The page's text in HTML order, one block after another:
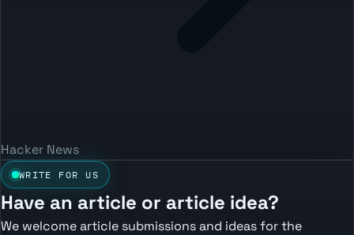
Hacker News
WRITE FOR US
Have an article or article idea?
We welcome article submissions and ideas for the